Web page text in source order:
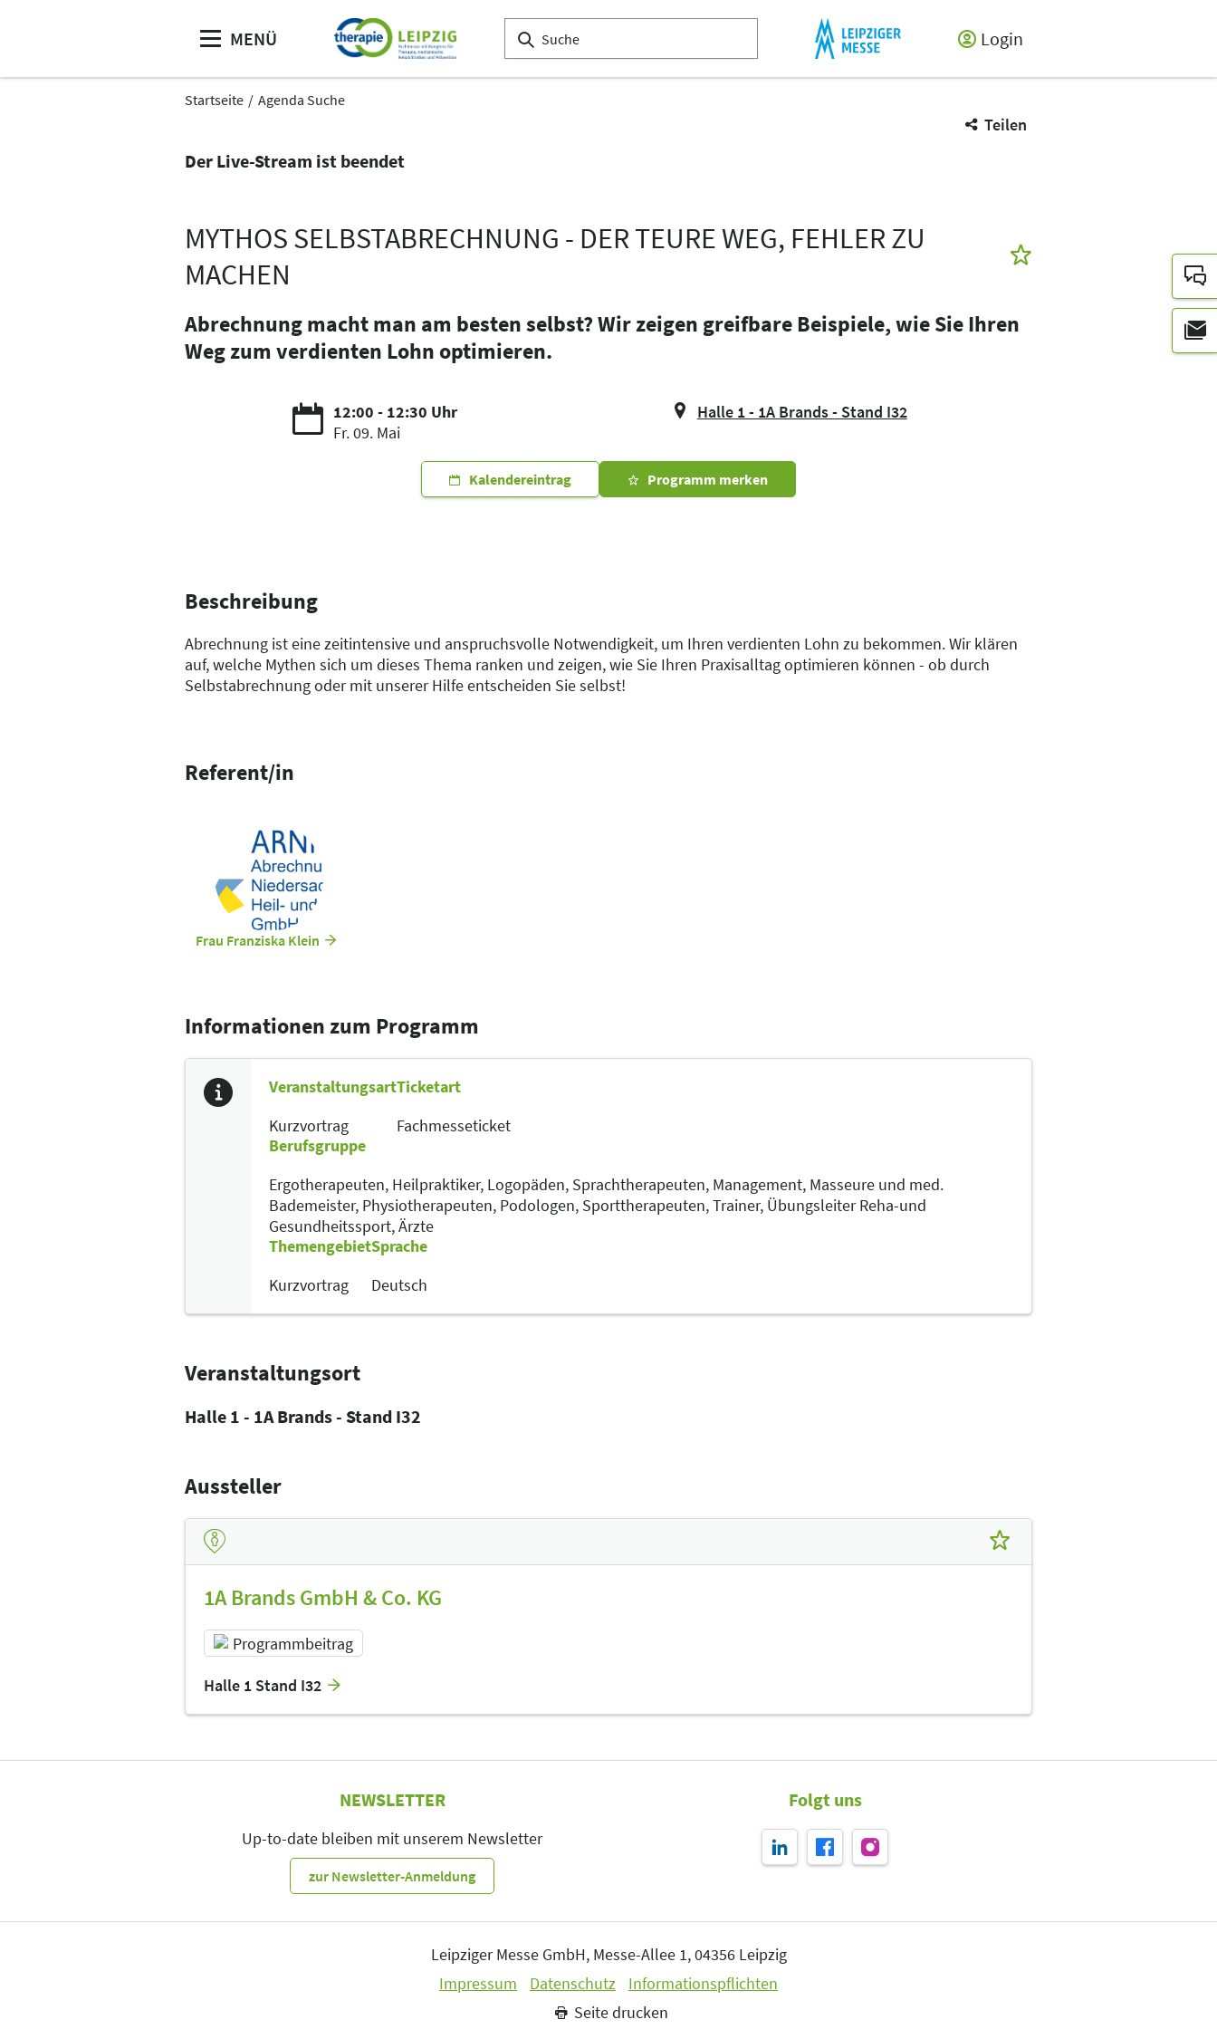
MENÜ Login
Startseite Agenda Suche
Teilen
Der Live-Stream ist beendet
MYTHOS SELBSTABRECHNUNG - DER TEURE WEG, FEHLER ZU
MACHEN
Abrechnung macht man am besten selbst? Wir zeigen greifbare Beispiele, wie Sie Ihren
Weg zum verdienten Lohn optimieren.
12:00 - 12:30 Uhr
Fr. 09. Mai
Halle 1 - 1A Brands - Stand I32
Kalendereintrag Programm merken
Beschreibung
Abrechnung ist eine zeitintensive und anspruchsvolle Notwendigkeit, um Ihren verdienten Lohn zu bekommen. Wir klären
auf, welche Mythen sich um dieses Thema ranken und zeigen, wie Sie Ihren Praxisalltag optimieren können - ob durch
Selbstabrechnung oder mit unserer Hilfe entscheiden Sie selbst!
Referent/in
Frau Franziska Klein
Informationen zum Programm
Veranstaltungsart
Kurzvortrag
Ticketart
Fachmesseticket
Berufsgruppe
Ergotherapeuten, Heilpraktiker, Logopäden, Sprachtherapeuten, Management, Masseure und med.
Bademeister, Physiotherapeuten, Podologen, Sporttherapeuten,Trainer, Übungsleiter Reha-und
Gesundheitssport,Ärzte
Themengebiet
Kurzvortrag
Sprache
Deutsch
Veranstaltungsort
Halle 1 - 1A Brands - Stand I32
Aussteller
1A Brands GmbH & Co. KG
Programmbeitrag
Halle 1 Stand I32
NEWSLETTER
Up-to-date bleiben mit unserem Newsletter
zur Newsletter-Anmeldung
Folgt uns
Leipziger Messe GmbH, Messe-Allee 1, 04356 Leipzig
Impressum
Datenschutz
Informationspflichten
Seite drucken